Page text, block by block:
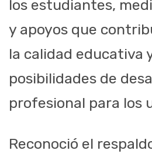
los estudiantes,
y apoyos que
la calidad educativa
posibilidades de
profesional para los
Reconoció el